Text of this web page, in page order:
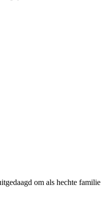
om als hechte